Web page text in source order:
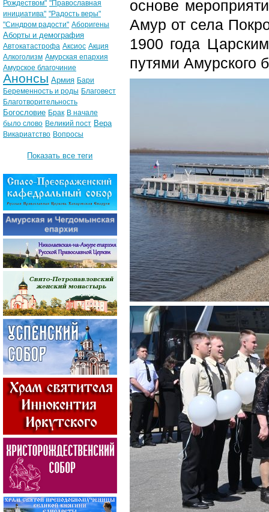
основе
Амур от села
1900 года
путями Амурского
Рождеством" "Православная
инициатива" "Радость веры"
"Синдром радости" Аборигены
Аборты и демография
Автокатастрофа Аксиос Акция
Алкоголизм Амурская епархия
Амурское благочиние
Анонсы Армия Бари
Беременность и роды Благовест
Благотворительность
Богословие Брак В начале
было слово Великий пост Вера
Викариатство Вопросы
Показать все теги